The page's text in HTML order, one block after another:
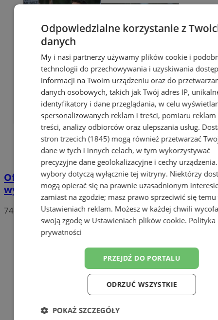
Oficjalne wyniki wyborów: W Chorzowie
wygrywa Rafał Trzaskowski!
74
Odpowiedzialne korzystanie z
danych
My i nasi partnerzy używamy plików cookie i
technologii do przechowywania i uzyskiwania
informacji na Twoim urządzeniu oraz do
danych osobowych, takich jak Twój adres IP,
identyfikatory i dane przeglądania, w celu
spersonalizowanych reklam i treści, pomiaru reklam
treści, analizy odbiorców oraz ulepszania usług.
stron trzecich (1845)mogą również przetwarzać
dane w tych i innych celach, w tym wykorzystywać
precyzyjne dane geolokalizacyjne i cechy
wybory dotyczą wyłącznie tej witryny. Niektórzy
mogą opierać się na prawnie uzasadnionym
zamiast na zgodzie; masz prawo sprzeciwić się temu
Ustawieniach reklam. Możesz w każdej chwili
swoją zgodę w Ustawieniach plików cookie. Polityka
prywatności
PRZEJDŹ DO PORTALU
ODRZUĆ WSZYSTKIE
POKAŻ SZCZEGÓŁY